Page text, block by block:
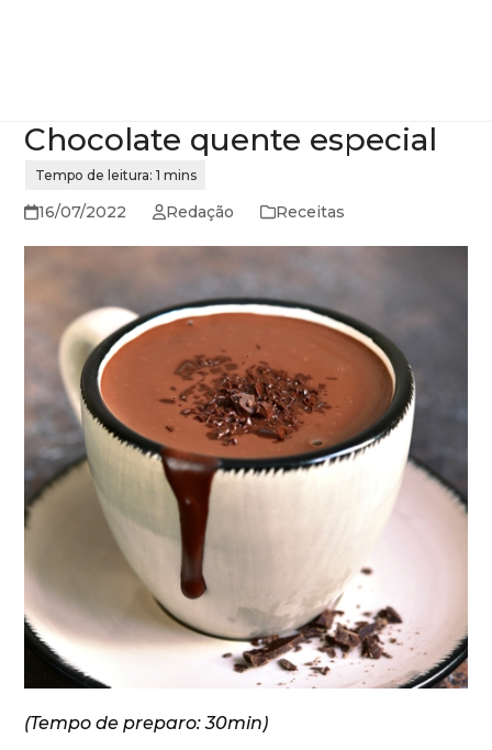
Chocolate quente especial
16/07/2022 Redação Receitas
(Tempo de preparo: 30min)